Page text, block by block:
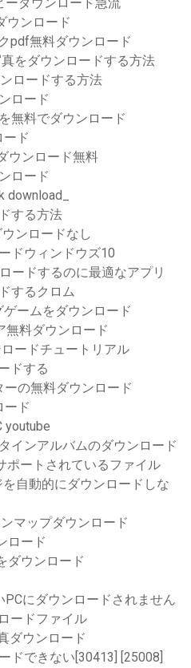
ーダウンロード急流
ウンロード
pdf無料ダウンロード
をダウンロードする方法
ロードする方法
ロード
無料でダウンロード
ード
ウンロード無料
ロード
download_
する方法
ンロードなし
ドウィンドウズ10
ードするのに最適なアプリ
するクロム
ームをダウンロード
無料ダウンロード
ードチュートリアル
ドする
の無料ダウンロード
ード
youtube
インアルバムのダウンロード
ポートされているファイル
自動的にダウンロードしな
マップダウンロード
ロード
ダウンロード
にダウンロードされません
ードファイル
ダウンロード
ドできない[30413] [25008]